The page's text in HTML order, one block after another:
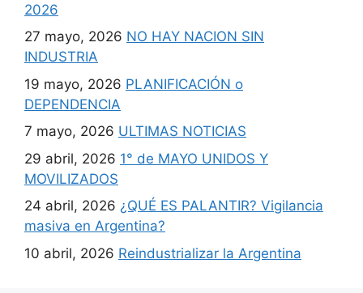
2026
27 mayo, 2026 NO HAY NACION SIN
INDUSTRIA
19 mayo, 2026 PLANIFICACIÓN o
DEPENDENCIA
7 mayo, 2026 ULTIMAS NOTICIAS
29 abril, 2026 1° de MAYO UNIDOS Y
MOVILIZADOS
24 abril, 2026 ¿QUÉ ES PALANTIR? Vigilancia
masiva en Argentina?
10 abril, 2026 Reindustrializar la Argentina